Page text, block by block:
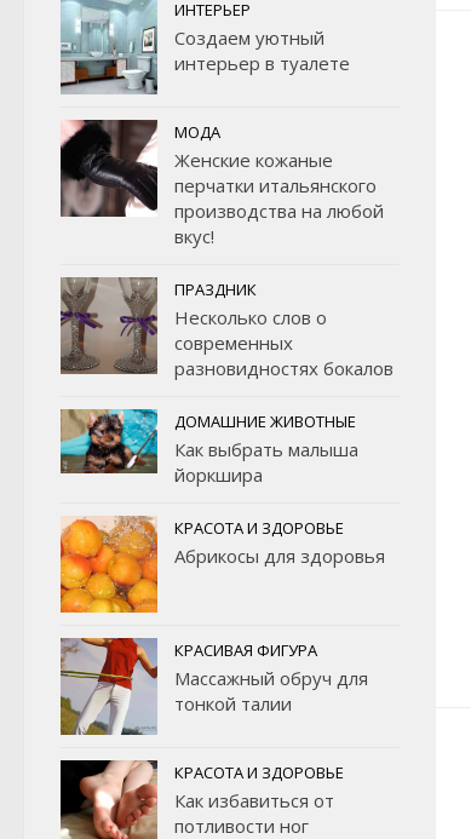
ИНТЕРЬЕР
Создаем уютный
интерьер в туалете
МОДА
Женские кожаные
перчатки итальянского
производства на любой
вкус!
ПРАЗДНИК
Несколько слов о
современных
разновидностях бокалов
ДОМАШНИЕ ЖИВОТНЫЕ
Как выбрать малыша
йоркшира
КРАСОТА И ЗДОРОВЬЕ
Абрикосы для здоровья
КРАСИВАЯ ФИГУРА
Массажный обруч для
тонкой талии
КРАСОТА И ЗДОРОВЬЕ
Как избавиться от
потливости ног